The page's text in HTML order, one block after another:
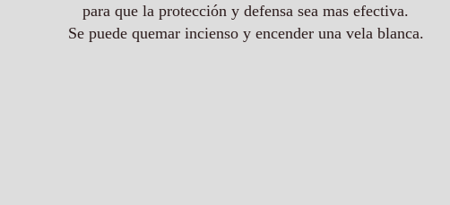
para que la protección y defensa sea mas efectiva.
Se puede quemar incienso y encender una vela blanca.